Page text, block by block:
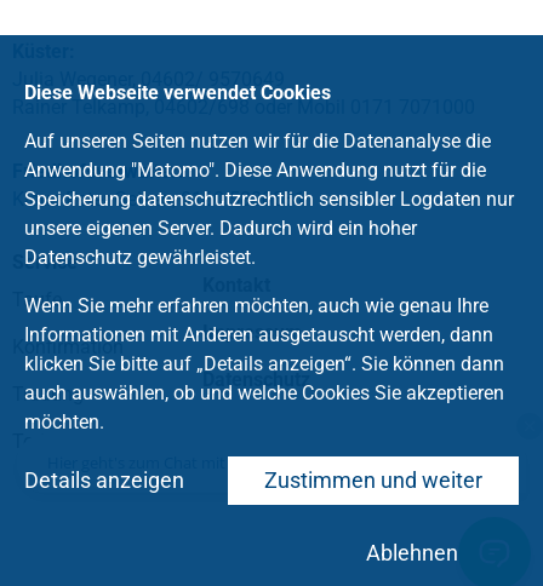
Julia Wegener, 04602/ 9570649
Rainer Telkamp, 04602/698 oder Mobil 0171 7071000
Friedhofsverwalter:
Klaus-Peter Geiken, 0160 5800831
Service
Taufe
Konfirmation
Trauung
Impressum
.
Diese Webseite verwendet Cookies
Auf unseren Seiten nutzen wir für die Datenanalyse die
Anwendung "Matomo". Diese Anwendung nutzt für die
Speicherung datenschutzrechtlich sensibler Logdaten nur
unsere eigenen Server. Dadurch wird ein hoher
Datenschutz gewährleistet.
Wenn Sie mehr erfahren möchten, auch wie genau Ihre
Informationen mit Anderen ausgetauscht werden, dann
klicken Sie bitte auf „Details anzeigen“. Sie können dann
auch auswählen, ob und welche Cookies Sie akzeptieren
möchten.
Zustimmen und weiter
Details anzeigen
Ablehnen
Hier geht's zum Chat mit dem Team des Kirchenkreises